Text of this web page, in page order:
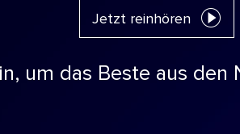
Jetzt reinhören
um das Beste aus den